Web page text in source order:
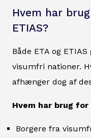
Hvem har
ETIAS?
Både ETA og
visumfri nationer.
afhænger dog af
Hvem har brug for
Borgere fra